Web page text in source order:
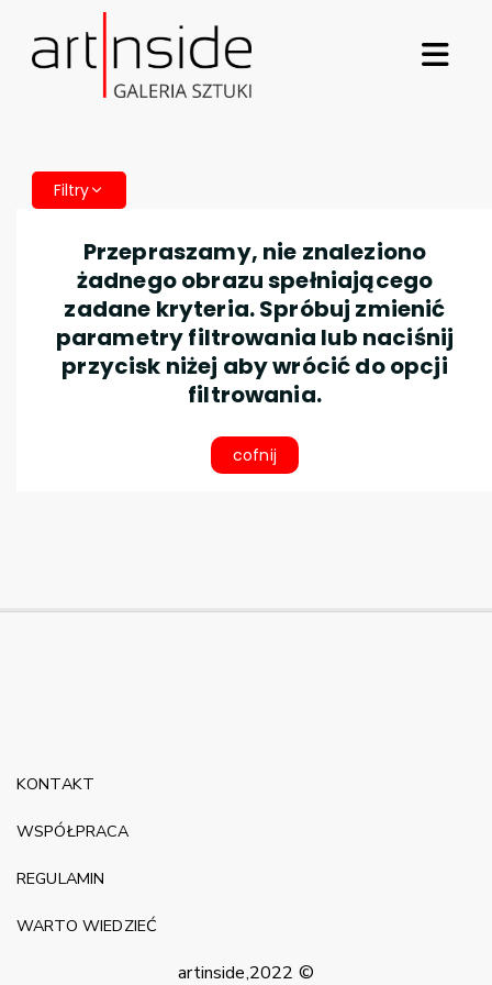
Filtry
Przepraszamy, nie znaleziono
żadnego obrazu spełniającego
zadane kryteria. Spróbuj zmienić
parametry filtrowania lub naciśnij
przycisk niżej aby wrócić do opcji
filtrowania.
cofnij
artinside,2022 ©
KONTAKT
WSPÓŁPRACA
REGULAMIN
WARTO WIEDZIEĆ